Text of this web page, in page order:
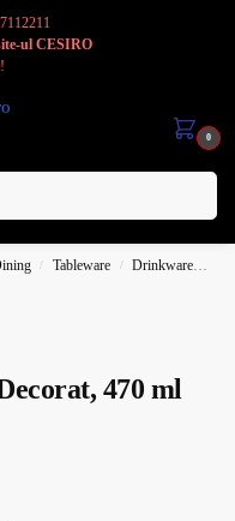
ul CESIRO
0
/ Tableware / Drinkware
470 ml